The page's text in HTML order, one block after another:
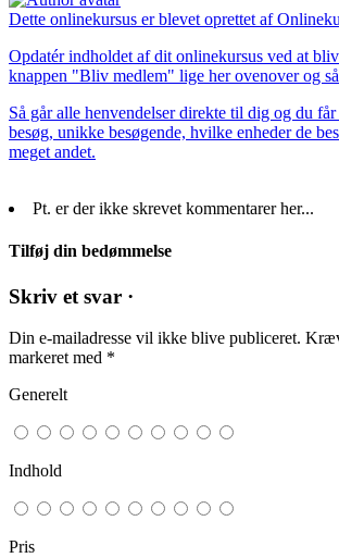
Dette onlinekursus er blevet oprettet af
Opdatér indholdet af dit onlinekursus ved at
knappen "Bliv medlem" lige her ovenover og
Så går alle henvendelser direkte til dig og du
besøg, unikke besøgende, hvilke enheder de
meget andet.
Pt. er der ikke skrevet kommentarer her...
Tilføj din bedømmelse
Skriv et svar ·
Din e-mailadresse vil ikke blive publiceret.
markeret med *
Generelt
Indhold
Pris